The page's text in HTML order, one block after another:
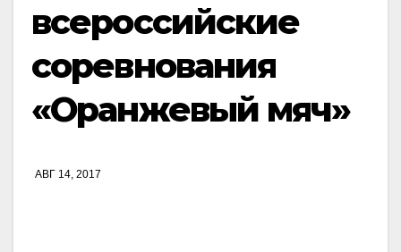
всероссийские
соревнования
«Оранжевый мяч»
АВГ 14, 2017